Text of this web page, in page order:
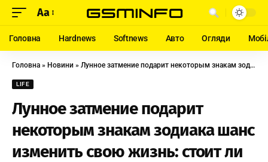
Aa
Головна Hardnews Softnews Авто Огляди
Головна » Новини » Лунное затмение подарит некоторым знакам зодиака шанс изменить свою жизнь: стоит ли им воспользоваться
LIFE
Лунное затмение подарит
некоторым знакам зодиака шанс
изменить свою жизнь: стоит ли